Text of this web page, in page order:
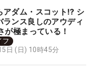
アダム・スコット⁉ シ
ランス良しのアウディ
が極まっている！
フ
日 (日) 10時45分